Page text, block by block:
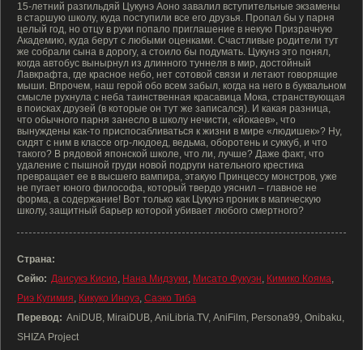
15-летний разгильдяй Цукунэ Аоно завалил вступительные экзамены
в старшую школу, куда поступили все его друзья. Пропал бы у парня
целый год, но отцу в руки попало приглашение в некую Призрачную
Академию, куда берут с любыми оценками. Счастливые родители тут
же собрали сына в дорогу, а стоило бы подумать. Цукунэ это понял,
когда автобус вынырнул из длинного туннеля в мир, достойный
Лавкрафта, где красное небо, нет сотовой связи и летают говорящие
мыши. Впрочем, наш герой обо всем забыл, когда на него в буквальном
смысле рухнула с неба таинственная красавица Мока, странствующая
в поисках друзей (в которые он тут же записался). И какая разница,
что обычного парня занесло в школу нечисти, «йокаев», что
вынуждены как-то приспосабливаться к жизни в мире «людишек»? Ну,
сидят с ним в классе огр-людоед, ведьма, оборотень и суккуб, и что
такого? В рядовой японской школе, что ли, лучше? Даже факт, что
удаление с пышной груди новой подруги нательного крестика
превращает ее в высшего вампира, этакую Принцессу монстров, уже
не пугает юного философа, который твердо уяснил – главное не
форма, а содержание! Вот только как Цукунэ проник в магическую
школу, защитный барьер которой убивает любого смертного?
Страна:
Сейю: Даисукэ Кисио, Нана Мидзуки, Мисато Фукуэн, Кимико Кояма,
Риэ Кугимия, Кикуко Иноуэ, Саэко Тиба
Перевод: AniDUB, MiraiDUB, AniLibria.TV, AniFilm, Persona99, Onibaku,
SHIZA Project